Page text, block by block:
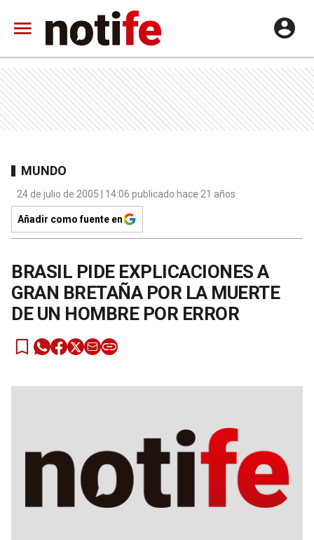
MUNDO
24 de julio de 2005 | 14:06 publicado hace 21 años
Añadir como fuente en
BRASIL PIDE EXPLICACIONES A
GRAN BRETAÑA POR LA MUERTE
DE UN HOMBRE POR ERROR